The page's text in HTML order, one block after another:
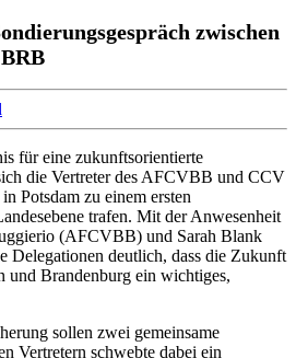
zwischen
für eine zukunftsorientierte
die Vertreter des AFCVBB und CCV
Potsdam zu einem ersten
trafen. Mit der Anwesenheit
(AFCVBB) und Sarah Blank
Delegationen deutlich, dass die Zukunft
und Brandenburg ein wichtiges,
sollen zwei gemeinsame
Vertretern schwebte dabei ein